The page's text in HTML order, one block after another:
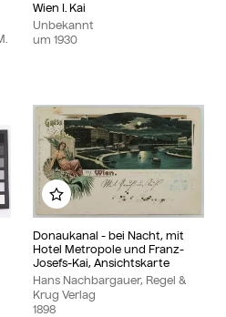
Wien I. Kai
Unbekannt
um 1930
Donaukanal - bei Nacht, mit
Hotel Metropole und Franz-
Josefs-Kai, Ansichtskarte
Hans Nachbargauer, Regel &
Krug Verlag
1898
Zu meinem Album